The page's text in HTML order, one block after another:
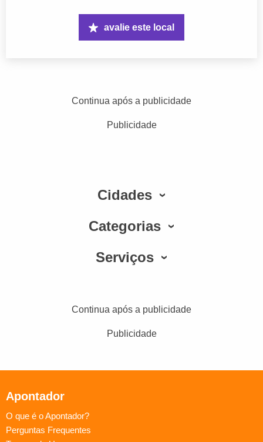
avalie este local
Continua após a publicidade
Publicidade
Cidades
Categorias
Serviços
Continua após a publicidade
Publicidade
Apontador
O que é o Apontador?
Perguntas Frequentes